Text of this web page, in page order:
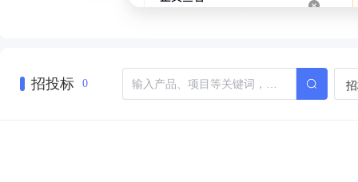
招投标 0